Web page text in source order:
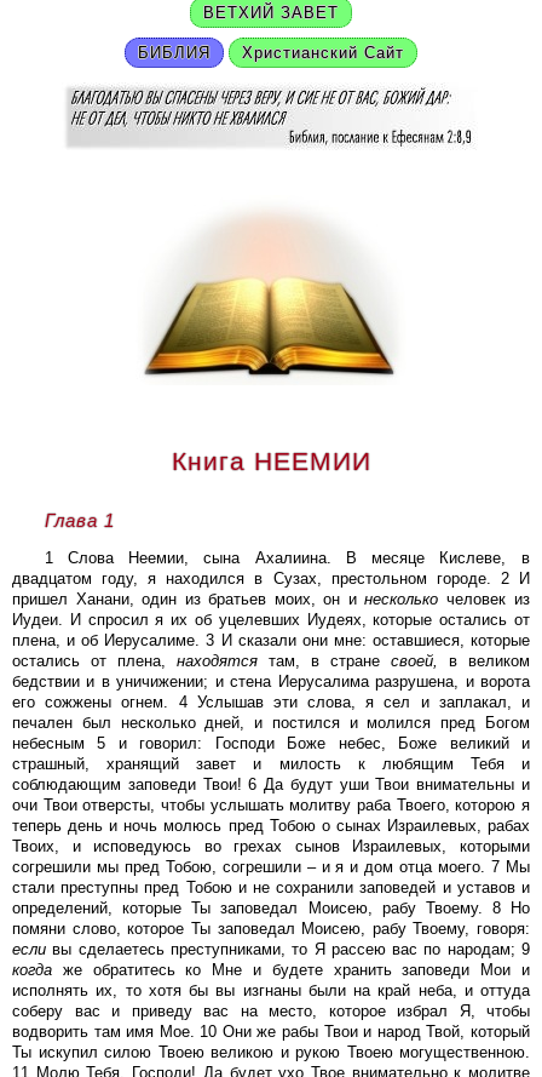
ВЕТХИЙ ЗАВЕТ
БИБЛИЯ Христианский Сайт
Книга НЕЕМИИ
Глава 1
1 Слова Неемии, сына Ахалиина. В месяце Кислеве, в
двадцатом году, я находился в Сузах, престольном городе. 2 И
пришел Ханани, один из братьев моих, он и несколько человек из
Иудеи. И спросил я их об уцелевших Иудеях, которые остались от
плена, и об Иерусалиме. 3 И сказали они мне: оставшиеся, которые
остались от плена, находятся там, в стране своей,
в великом
бедствии и в уничижении; и стена Иерусалима разрушена, и ворота
его сожжены огнем. 4 Услышав эти слова, я сел и заплакал, и
печален был несколько дней, и постился и молился пред Богом
небесным 5 и говорил: Господи Боже небес, Боже великий и
страшный, хранящий завет и милость к любящим Тебя и
соблюдающим заповеди Твои! 6 Да будут уши Твои внимательны и
очи Твои отверсты, чтобы услышать молитву раба Твоего, которою я
теперь день и ночь молюсь пред Тобою о сынах Израилевых, рабах
Твоих, и исповедуюсь во грехах сынов Израилевых, которыми
согрешили мы пред Тобою, согрешили – и я и дом отца моего. 7 Мы
стали преступны пред Тобою и не сохранили заповедей и уставов и
определений, которые Ты заповедал Моисею, рабу Твоему. 8 Но
помяни слово, которое Ты заповедал Моисею, рабу Твоему, говоря:
если вы сделаетесь преступниками, то Я рассею вас по народам; 9
когда же обратитесь ко Мне и будете хранить заповеди Мои и
исполнять их, то хотя бы вы изгнаны были на край неба, и оттуда
соберу вас и приведу вас на место, которое избрал Я, чтобы
водворить там имя Мое. 10 Они же рабы Твои и народ Твой, который
Ты искупил силою Твоею великою и рукою Твоею могущественною.
11 Молю Тебя, Господи! Да будет ухо Твое внимательно к молитве